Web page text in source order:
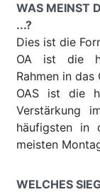
WAS MEINST
...?
Dies ist die
OA ist die
Rahmen in
OAS ist die
Verstärkung
häufigsten in
meisten
WELCHES